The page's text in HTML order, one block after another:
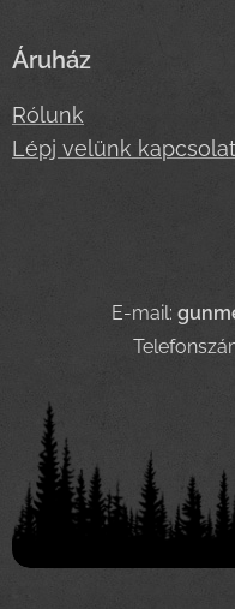
Áruház
Rólunk
Lépj velünk
E-mail: